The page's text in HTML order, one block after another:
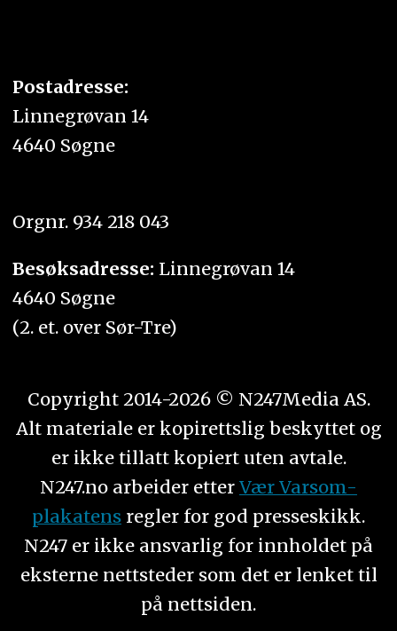
Postadresse:
Linnegrøvan 14
4640 Søgne
Orgnr. 934 218 043
Besøksadresse: Linnegrøvan 14
4640 Søgne
(2. et. over Sør-Tre)
Copyright 2014-2026 © N247Media AS.
Alt materiale er kopirettslig beskyttet og
er ikke tillatt kopiert uten avtale.
N247.no arbeider etter Vær Varsom-
plakatens regler for god presseskikk.
N247 er ikke ansvarlig for innholdet på
eksterne nettsteder som det er lenket til
på nettsiden.